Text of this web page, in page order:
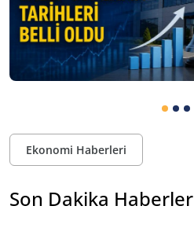
Ekonomi Haberleri
Son Dakika Haberler